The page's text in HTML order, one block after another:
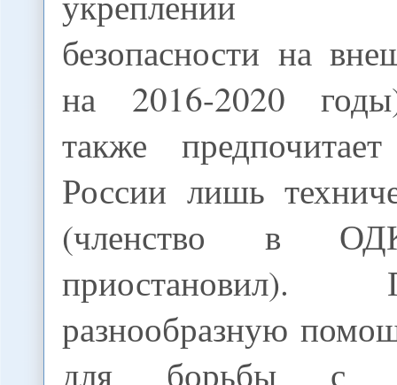
безопасности на
на 2016-2020
также
России лишь
(членство в
разнообразную
для борьбы с